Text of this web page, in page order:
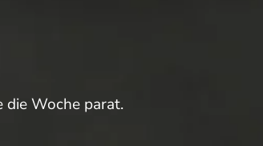
die Woche parat.